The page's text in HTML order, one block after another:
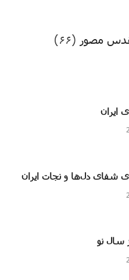
مصور (۶۶)
ایران
شفای دل‌ها و نجات ایران
سال نو